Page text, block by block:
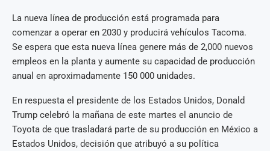
La nueva línea de producción está programada para
comenzar a operar en 2030 y producirá vehículos Tacoma.
Se espera que esta nueva línea genere más de 2,000 nuevos
empleos en la planta y aumente su capacidad de producción
anual en aproximadamente 150 000 unidades.
En respuesta el presidente de los Estados Unidos, Donald
Trump celebró la mañana de este martes el anuncio de
Toyota de que trasladará parte de su producción en México a
Estados Unidos, decisión que atribuyó a su política